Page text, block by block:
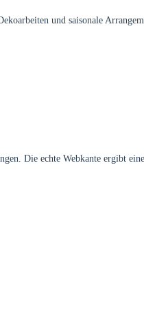
und saisonale
Die echte Webkante ergibt